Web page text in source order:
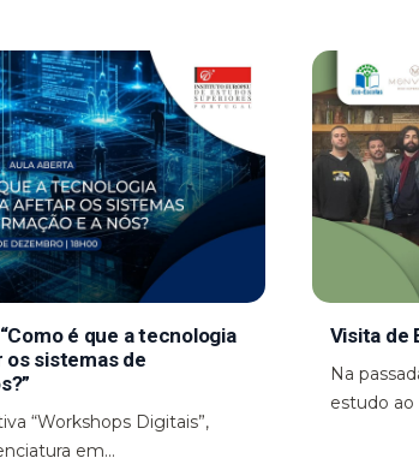
é que a tecnologia
os sistemas de
“Workshops Digitais”,
em...
Visita de
Na
estudo ao